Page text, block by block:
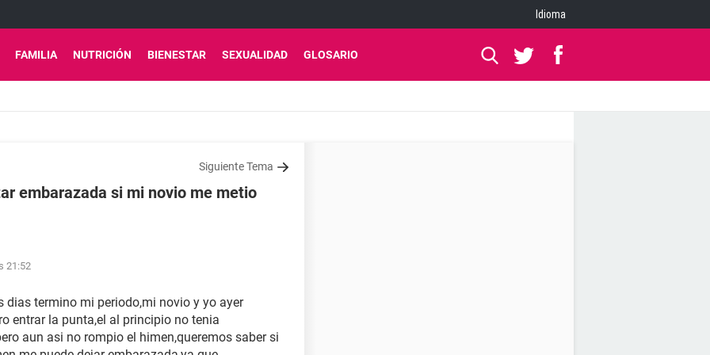
Idioma
FAMILIA NUTRICIÓN BIENESTAR SEXUALIDAD GLOSARIO
Siguiente Tema
embarazada si mi novio me metio
21:52
dias termino mi periodo,mi novio y yo ayer
entrar la punta,el al principio no tenia
aun asi no rompio el himen,queremos saber si